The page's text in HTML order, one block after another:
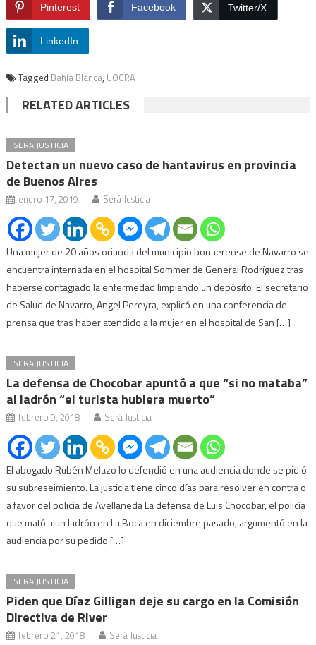
Pinterest Facebook Twitter/X
LinkedIn
Tagged Bahía Blanca, UOCRA
RELATED ARTICLES
SERA JUSTICIA
Detectan un nuevo caso de hantavirus en provincia
de Buenos Aires
enero 17, 2019 Será Justicia
Una mujer de 20 años oriunda del municipio bonaerense de Navarro se
encuentra internada en el hospital Sommer de General Rodríguez tras
haberse contagiado la enfermedad limpiando un depósito. El secretario
de Salud de Navarro, Angel Pereyra, explicó en una conferencia de
prensa que tras haber atendido a la mujer en el hospital de San […]
SERA JUSTICIA
La defensa de Chocobar apuntó a que “si no mataba”
al ladrón “el turista hubiera muerto”
febrero 9, 2018 Será Justicia
El abogado Rubén Melazo lo defendió en una audiencia donde se pidió
su subreseimiento. La justicia tiene cinco días para resolver en contra o
a favor del policía de Avellaneda La defensa de Luis Chocobar, el policía
que mató a un ladrón en La Boca en diciembre pasado, argumentó en la
audiencia por su pedido […]
SERA JUSTICIA
Piden que Díaz Gilligan deje su cargo en la Comisión
Directiva de River
febrero 21, 2018 Será Justicia